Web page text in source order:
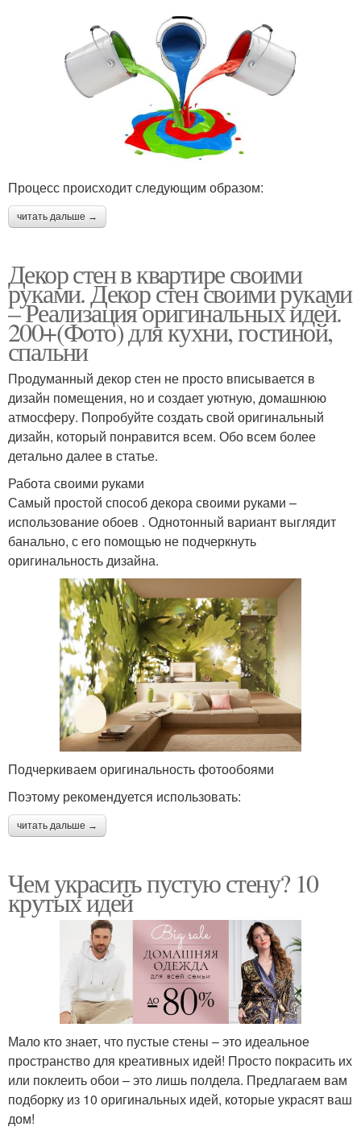
Процесс происходит следующим образом:
читать дальше →
Декор стен в квартире своими
руками. Декор стен своими руками
– Реализация оригинальных идей.
200+(Фото) для кухни, гостиной,
спальни
Продуманный декор стен не просто вписывается в
дизайн помещения, но и создает уютную, домашнюю
атмосферу. Попробуйте создать свой оригинальный
дизайн, который понравится всем. Обо всем более
детально далее в статье.
Работа своими руками
Самый простой способ декора своими руками –
использование обоев . Однотонный вариант выглядит
банально, с его помощью не подчеркнуть
оригинальность дизайна.
Подчеркиваем оригинальность фотообоями
Поэтому рекомендуется использовать:
читать дальше →
Чем украсить пустую стену? 10
крутых идей
Мало кто знает, что пустые стены – это идеальное
пространство для креативных идей! Просто покрасить их
или поклеить обои – это лишь полдела. Предлагаем вам
подборку из 10 оригинальных идей, которые украсят ваш
дом!